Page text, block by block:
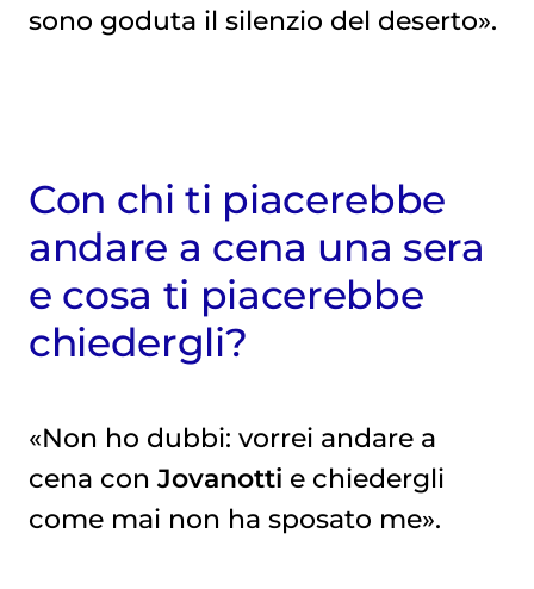
sono goduta il silenzio del deserto».
Con chi ti piacerebbe
andare a cena una sera
e cosa ti piacerebbe
chiedergli?
«Non ho dubbi: vorrei andare a
cena con Jovanotti e chiedergli
come mai non ha sposato me».